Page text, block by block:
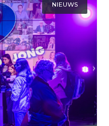
NIEUWS